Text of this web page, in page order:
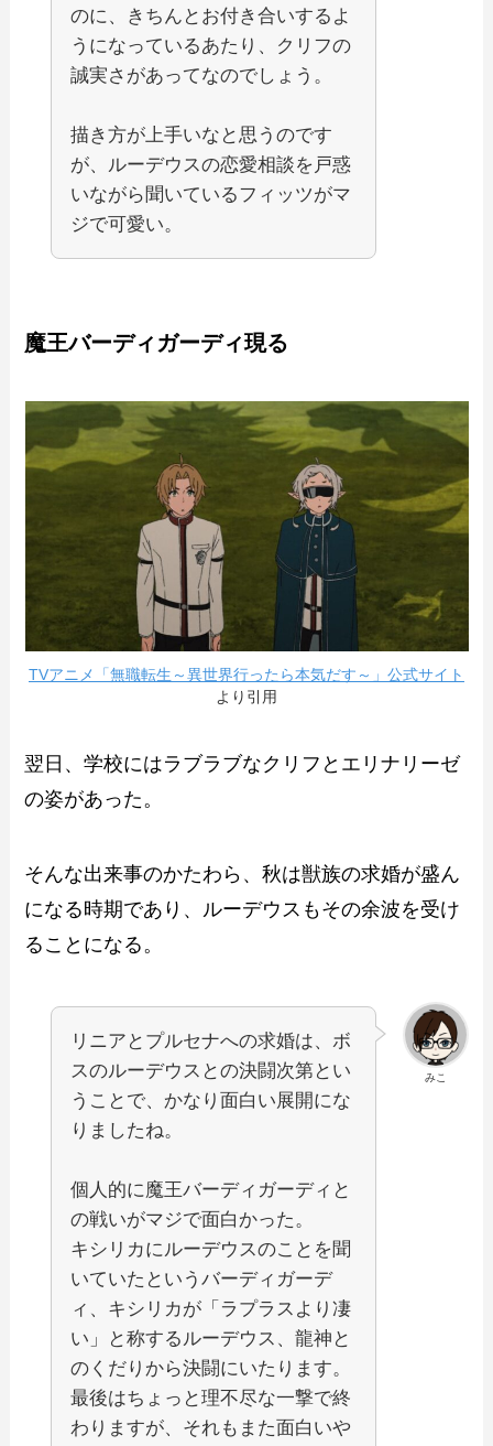
のに、きちんとお付き合いするよ
うになっているあたり、クリフの
誠実さがあってなのでしょう。
描き方が上手いなと思うのです
が、ルーデウスの恋愛相談を戸惑
いながら聞いているフィッツがマ
ジで可愛い。
魔王バーディガーディ現る
TVアニメ「無職転生～異世界行ったら本気だす～」公式サイト
より引用
翌日、学校にはラブラブなクリフとエリナリーゼ
の姿があった。
そんな出来事のかたわら、秋は獣族の求婚が盛ん
になる時期であり、ルーデウスもその余波を受け
ることになる。
みこ
リニアとプルセナへの求婚は、ボ
スのルーデウスとの決闘次第とい
うことで、かなり面白い展開にな
りましたね。
個人的に魔王バーディガーディと
の戦いがマジで面白かった。
キシリカにルーデウスのことを聞
いていたというバーディガーデ
ィ、キシリカが「ラプラスより凄
い」と称するルーデウス、龍神と
のくだりから決闘にいたります。
最後はちょっと理不尽な一撃で終
わりますが、それもまた面白いや